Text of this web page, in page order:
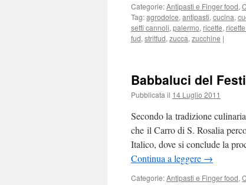
Categorie:Antipasti e Finger food,
Tag:agrodolce, antipasti, cucina,
setti cannoli, palermo, ricette,
fud, stritfud, zucca, zucchine |
Babbaluci del
Pubblicata il 14 Luglio 2011
Secondo la tradizione
che il Carro di S. Rosalia
Italico, dove si conclude la
Continua a leggere →
Categorie:Antipasti e Finger food,